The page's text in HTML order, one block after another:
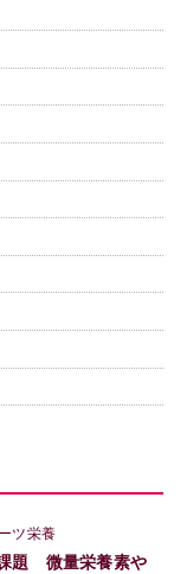
ツ栄養
題 微量栄養素や